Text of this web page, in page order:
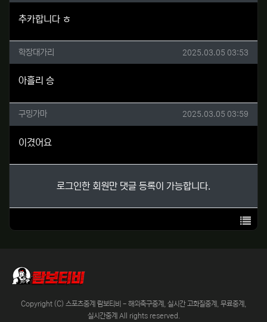
추카합니다 ㅎ
학장대가리님의 댓글
학장대가리 작성일
2025.03.05 03:53
아흘리 승
구밍가마님의 댓글
구밍가마 작성일
2025.03.05 03:59
이겼어요
로그인한 회원만 댓글 등록이 가능합니다.
목록
Copyright (C) 스포츠중계 람보티비 - 해외축구중계, 실시간 고화질중계, 무료중계,
실시간중계 All rights reserved.